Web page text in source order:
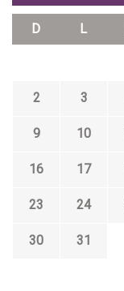
D L
2 3
9 10
16 17
23 24
30
31